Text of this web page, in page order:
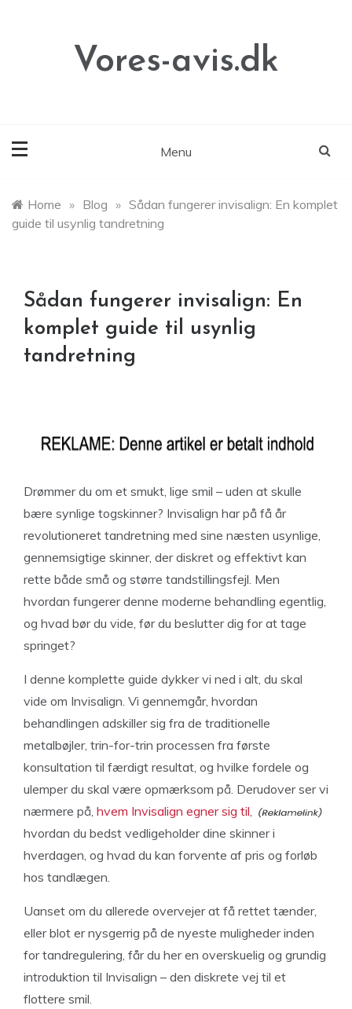
Vores-avis.dk
Menu
Home » Blog » Sådan fungerer invisalign: En komplet
guide til usynlig tandretning
Sådan fungerer invisalign: En
komplet guide til usynlig
tandretning
Drømmer du om et smukt, lige smil – uden at skulle
bære synlige togskinner? Invisalign har på få år
revolutioneret tandretning med sine næsten usynlige,
gennemsigtige skinner, der diskret og effektivt kan
rette både små og større tandstillingsfejl. Men
hvordan fungerer denne moderne behandling egentlig,
og hvad bør du vide, før du beslutter dig for at tage
springet?
I denne komplette guide dykker vi ned i alt, du skal
vide om Invisalign. Vi gennemgår, hvordan
behandlingen adskiller sig fra de traditionelle
metalbøjler, trin-for-trin processen fra første
konsultation til færdigt resultat, og hvilke fordele og
ulemper du skal være opmærksom på. Derudover ser vi
nærmere på, hvem Invisalign egner sig til,
hvordan du bedst vedligeholder dine skinner i
hverdagen, og hvad du kan forvente af pris og forløb
hos tandlægen.
Uanset om du allerede overvejer at få rettet tænder,
eller blot er nysgerrig på de nyeste muligheder inden
for tandregulering, får du her en overskuelig og grundig
introduktion til Invisalign – den diskrete vej til et
flottere smil.